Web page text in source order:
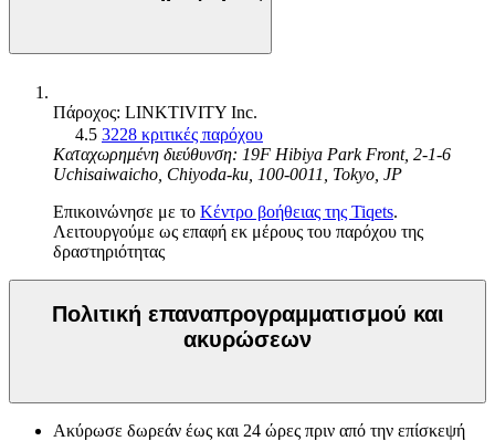
Πάροχος: LINKTIVITY Inc.
4.5 3228 κριτικές παρόχου
Καταχωρημένη διεύθυνση: 19F Hibiya Park Front, 2-1-6
Uchisaiwaicho, Chiyoda-ku, 100-0011, Tokyo, JP
Επικοινώνησε με το Κέντρο βοήθειας της Tiqets.
Λειτουργούμε ως επαφή εκ μέρους του παρόχου της
δραστηριότητας
Πολιτική επαναπρογραμματισμού και
ακυρώσεων
Ακύρωσε δωρεάν έως και 24 ώρες πριν από την επίσκεψή